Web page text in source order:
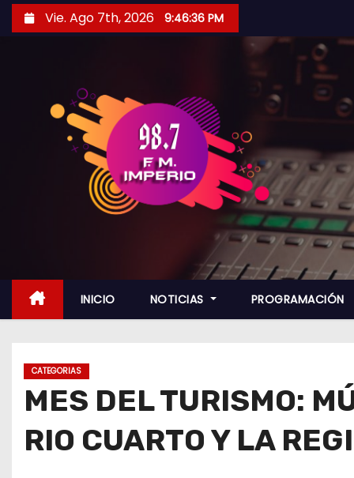
i
Vie. Ago 7th, 2026 9:46:38 PM
INICIO NOTICIAS PROGRAMACIÓN
CATEGORIAS
MES DEL TURISMO:
RIO CUARTO Y LA